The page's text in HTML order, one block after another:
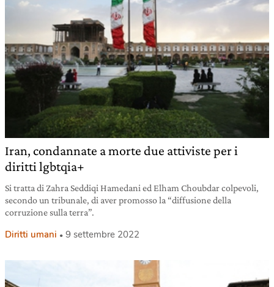
Iran, condannate a morte due attiviste per i
diritti lgbtqia+
Si tratta di Zahra Seddiqi Hamedani ed Elham Choubdar colpevoli,
secondo un tribunale, di aver promosso la “diffusione della
corruzione sulla terra”.
Diritti umani 9 settembre 2022